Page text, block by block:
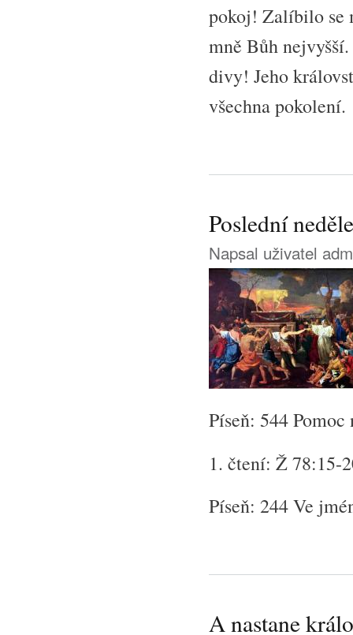
pokoj! Zalíbilo se
mně Bůh
divy! Jeho
všechna pokolení.
Poslední
Napsal uživatel
Píseň: 544 Pomoc
1. čtení: Ž 78:15-
Píseň: 244 Ve
A nastane